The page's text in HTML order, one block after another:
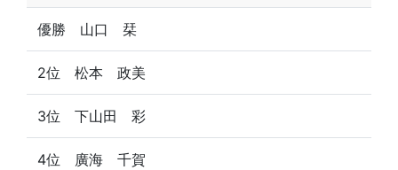
優勝 山口 栞
2位 松本 政美
3位 下山田 彩
4位 廣海 千賀